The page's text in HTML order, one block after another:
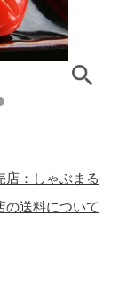
店：しゃぶまる
の送料について